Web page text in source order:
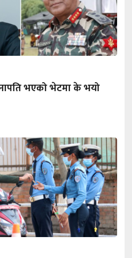
भएको भेटमा के भयो